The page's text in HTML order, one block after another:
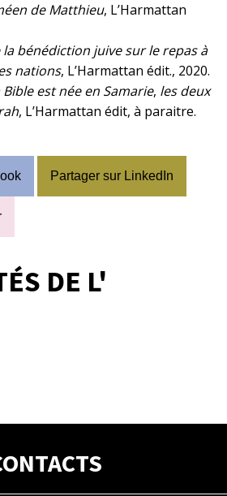
de Matthieu, L’Harmattan
la bénédiction juive sur le repas à
nations, L’Harmattan édit., 2020.
Bible est née en Samarie, les deux
, L’Harmattan édit, à paraitre.
Partager sur LinkedIn
DE L'